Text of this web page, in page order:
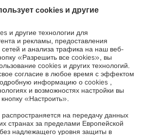
на загрузку
Google Maps
Google Maps, для
контента, который может
данные о вашей активности.
ознакомьтесь с деталями и
контент.